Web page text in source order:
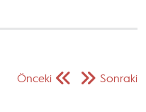
Önceki Sonraki